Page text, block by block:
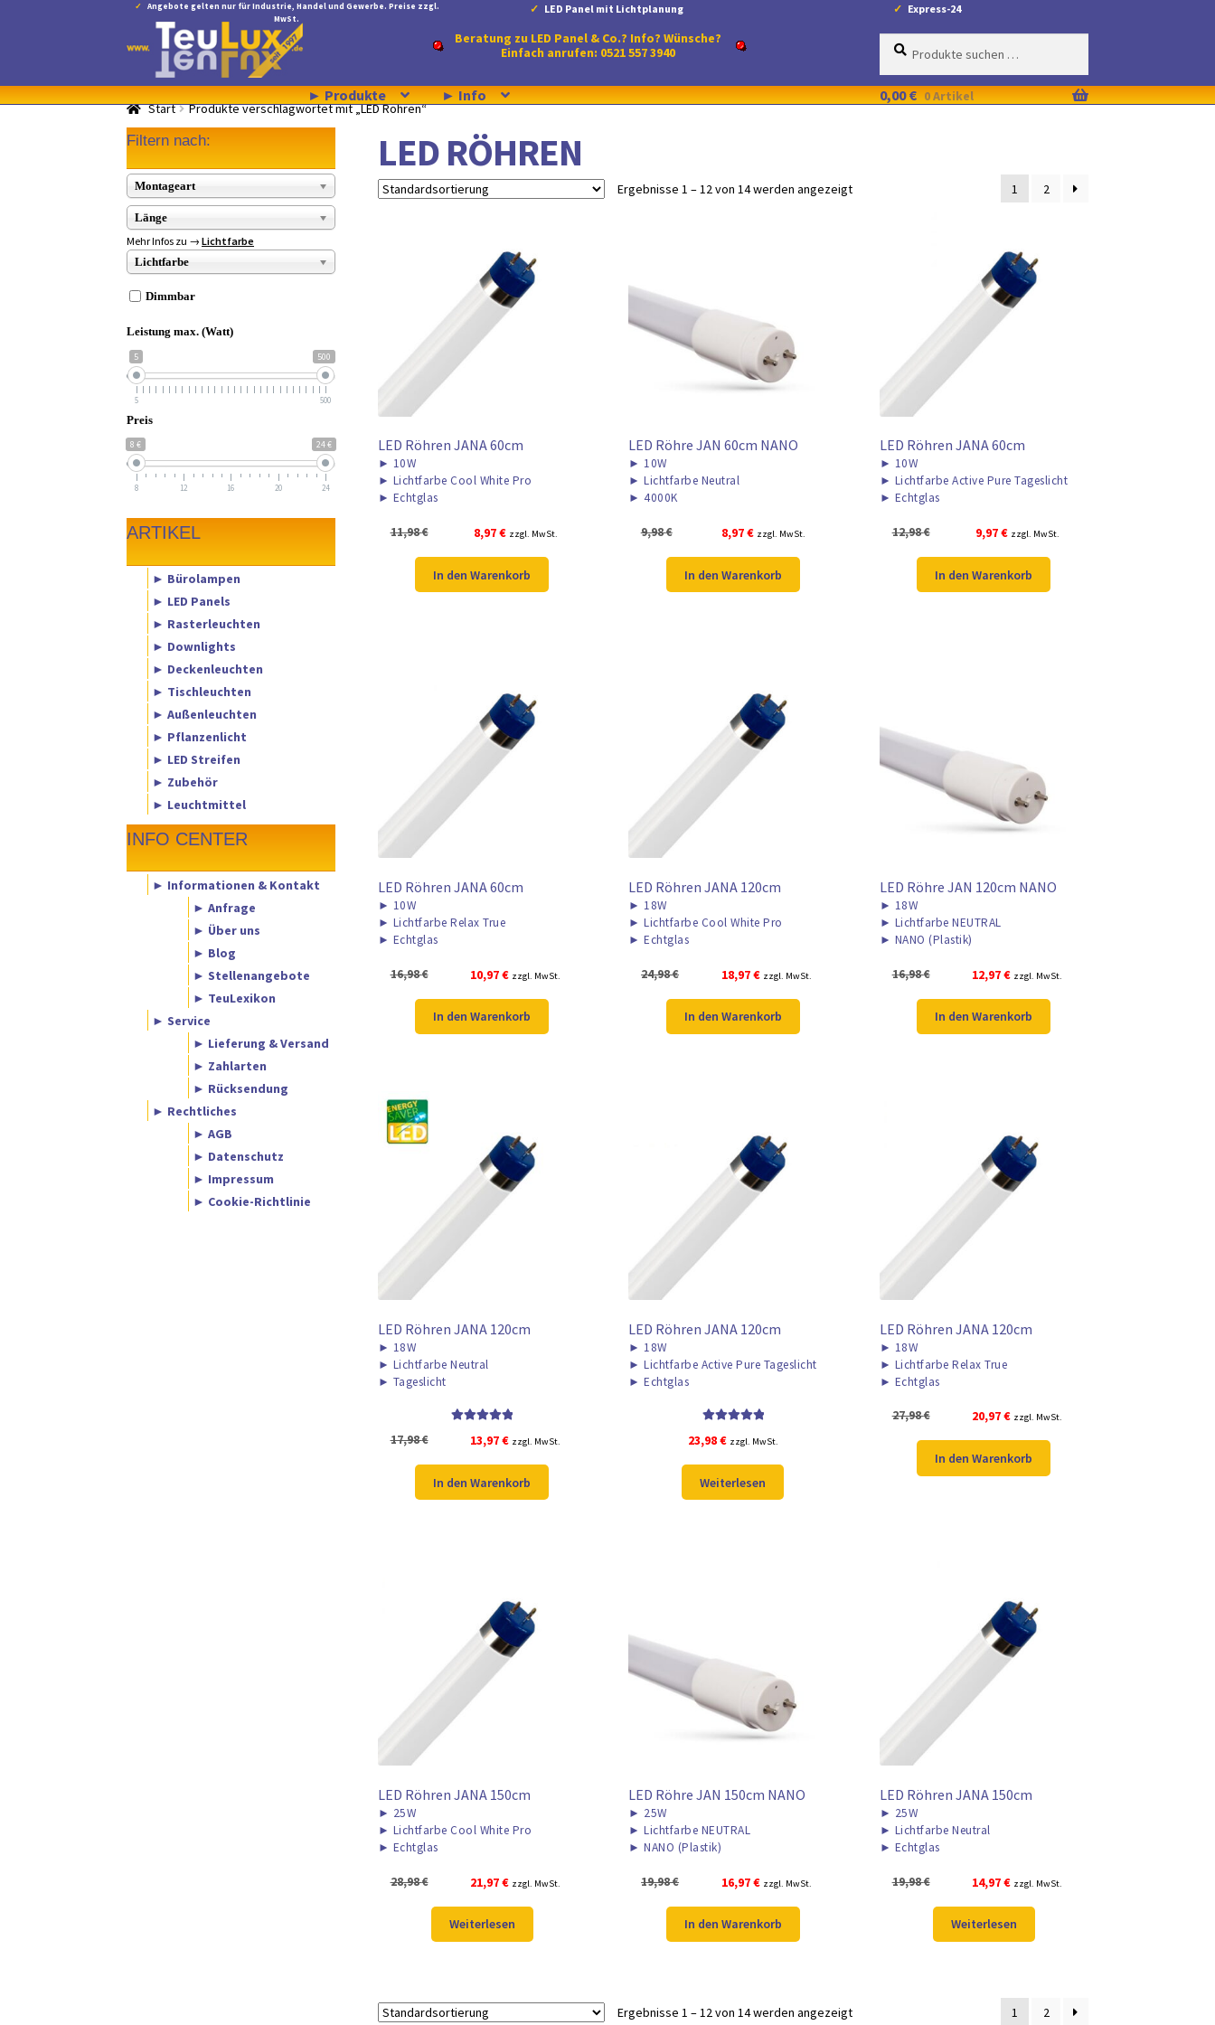
Angebote gelten nur für Industrie, Handel und Gewerbe. Preise zzgl.
MwSt.
LED Panel mit Lichtplanung Express-24
Navigation
springen
Inhalt
springen
Beratung zu LED Panel & Co.? Info? Wünsche?
Einfach anrufen: 0521 557 3940
Suche
Suchen
► Produkte ► Info 0,00€ 0 Artikel
Start Produkte verschlagwortet mit „LED Röhren“
LED RÖHREN
Ergebnisse 1 – 12 von 14 werden angezeigt 1 2
LED Röhren JANA 60cm
► 10W
► Lichtfarbe Cool White Pro
► Echtglas
11,98€
Ursprünglicher
war:
11,98 €
8,97€Aktueller
ist:
8,97 €.
zzgl. MwSt.
In den Warenkorb
LED Röhre JAN 60cm NANO
► 10W
► Lichtfarbe Neutral
► 4000K
9,98€
Ursprünglicher
war:
9,98 €
8,97€Aktueller
ist:
8,97 €.
zzgl. MwSt.
In den Warenkorb
LED Röhren JANA 60cm
► 10W
► Lichtfarbe Active Pure Tageslicht
► Echtglas
12,98€
Ursprünglicher
war:
12,98 €
9,97€Aktueller
ist:
9,97 €.
zzgl. MwSt.
In den Warenkorb
LED Röhren JANA 60cm
► 10W
► Lichtfarbe Relax True
► Echtglas
16,98€
Ursprünglicher
war:
16,98 €
10,97€Aktueller
ist:
10,97 €.
zzgl. MwSt.
In den Warenkorb
LED Röhren JANA 120cm
► 18W
► Lichtfarbe Cool White Pro
► Echtglas
24,98€
Ursprünglicher
war:
24,98 €
18,97€Aktueller
ist:
18,97 €.
zzgl. MwSt.
In den Warenkorb
LED Röhre JAN 120cm NANO
► 18W
► Lichtfarbe NEUTRAL
► NANO (Plastik)
16,98€
Ursprünglicher
war:
16,98 €
12,97€Aktueller
ist:
12,97 €.
zzgl. MwSt.
In den Warenkorb
LED Röhren JANA 120cm
► 18W
► Lichtfarbe Neutral
► Tageslicht
5.00von 5
17,98€
Ursprünglicher
war:
17,98 €
13,97€Aktueller
ist:
13,97 €.
zzgl. MwSt.
In den Warenkorb
LED Röhren JANA 120cm
► 18W
► Lichtfarbe Active Pure Tageslicht
► Echtglas
5.00 von 5
23,98€ zzgl. MwSt.
Weiterlesen
LED Röhren JANA 120cm
► 18W
► Lichtfarbe Relax True
► Echtglas
27,98€
Ursprünglicher
war:
27,98 €
20,97€Aktueller
ist:
20,97 €.
zzgl. MwSt.
In den Warenkorb
LED Röhren JANA 150cm
► 25W
► Lichtfarbe Cool White Pro
► Echtglas
28,98€
Ursprünglicher
war:
28,98 €
21,97€Aktueller
ist:
21,97 €.
zzgl. MwSt.
Weiterlesen
LED Röhre JAN 150cm NANO
► 25W
► Lichtfarbe NEUTRAL
► NANO (Plastik)
19,98€
Ursprünglicher
war:
19,98 €
16,97€Aktueller
ist:
16,97 €.
zzgl. MwSt.
In den Warenkorb
LED Röhren JANA 150cm
► 25W
► Lichtfarbe Neutral
► Echtglas
19,98€
Ursprünglicher
war:
19,98 €
14,97€Aktueller
ist:
14,97 €.
zzgl. MwSt.
Weiterlesen
Ergebnisse 1 – 12 von 14 werden angezeigt 1 2
Filtern nach:
Montageart
Länge
Mehr Infos zu →Lichtfarbe
Lichtfarbe
Dimmbar
Leistung max. (Watt)
5 500
5 500
Preis
8 € 24 €
8 12 16 20 24
ARTIKEL
► Bürolampen
► LED Panels
► Rasterleuchten
► Downlights
► Deckenleuchten
► Tischleuchten
► Außenleuchten
► Pflanzenlicht
► LED Streifen
► Zubehör
► Leuchtmittel
INFO CENTER
► Informationen & Kontakt
► Anfrage
► Über uns
► Blog
► Stellenangebote
► TeuLexikon
► Service
► Lieferung & Versand
► Zahlarten
► Rücksendung
► Rechtliches
► AGB
► Datenschutz
► Impressum
► Cookie-Richtlinie